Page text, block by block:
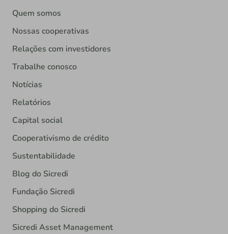
Quem somos
Nossas cooperativas
Relações com investidores
Trabalhe conosco
Notícias
Relatórios
Capital social
Cooperativismo de crédito
Sustentabilidade
Blog do Sicredi
Fundação Sicredi
Shopping do Sicredi
Sicredi Asset Management